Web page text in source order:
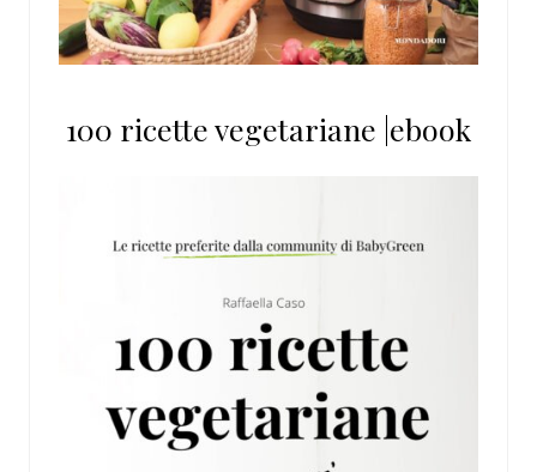
100 ricette vegetariane |ebook